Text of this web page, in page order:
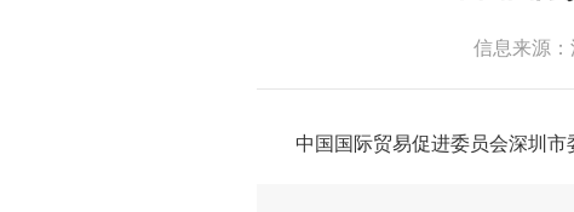
信息来源
中国国际贸易促进委员会深圳市